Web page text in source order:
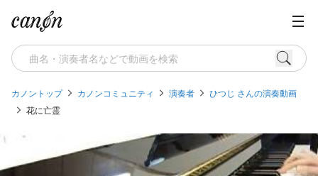
カノントップ カノンコミュニティ 演奏者
ひつじ さんの演奏動画
花に亡霊